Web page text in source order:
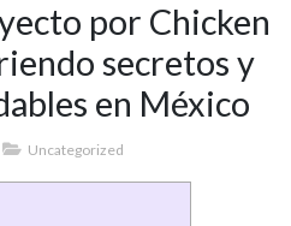
por Chicken
secretos y
en México
Uncategorized